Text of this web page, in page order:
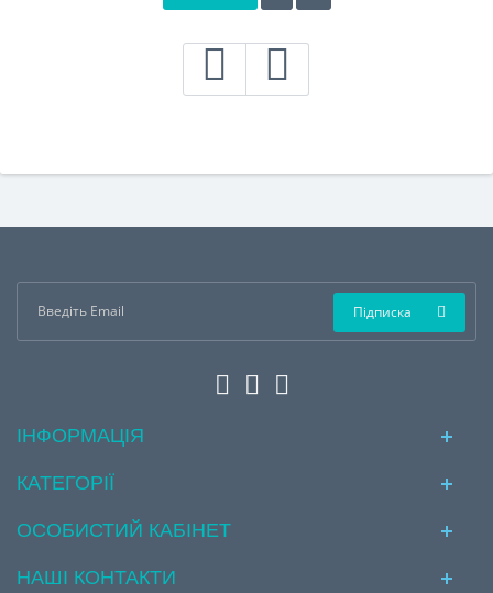
Підписка
ІНФОРМАЦІЯ
КАТЕГОРІЇ
ОСОБИСТИЙ КАБІНЕТ
НАШІ КОНТАКТИ